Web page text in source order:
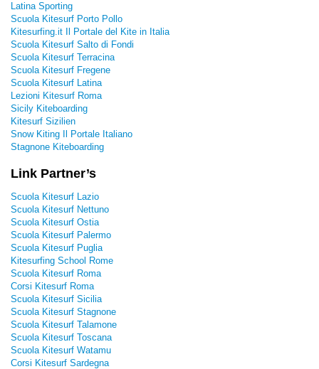
Latina Sporting
Scuola Kitesurf Porto Pollo
Kitesurfing.it Il Portale del Kite in Italia
Scuola Kitesurf Salto di Fondi
Scuola Kitesurf Terracina
Scuola Kitesurf Fregene
Scuola Kitesurf Latina
Lezioni Kitesurf Roma
Sicily Kiteboarding
Kitesurf Sizilien
Snow Kiting Il Portale Italiano
Stagnone Kiteboarding
Link Partner’s
Scuola Kitesurf Lazio
Scuola Kitesurf Nettuno
Scuola Kitesurf Ostia
Scuola Kitesurf Palermo
Scuola Kitesurf Puglia
Kitesurfing School Rome
Scuola Kitesurf Roma
Corsi Kitesurf Roma
Scuola Kitesurf Sicilia
Scuola Kitesurf Stagnone
Scuola Kitesurf Talamone
Scuola Kitesurf Toscana
Scuola Kitesurf Watamu
Corsi Kitesurf Sardegna